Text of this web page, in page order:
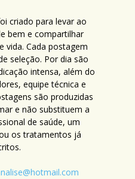
criado para levar ao
bem e compartilhar
vida. Cada postagem
seleção. Por dia são
intensa, além do
equipe técnica e
são produzidas
e não substituem a
de saúde, um
os tratamentos já